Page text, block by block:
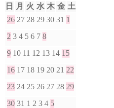
日
月 火 水 木 金 土
26 27 28 29 30 31 1
2 3 4 5 6 7 8
9 10 11 12 13 14 15
16 17 18 19 20 21 22
23 24 25 26 27 28 29
30 31 1 2 3 4 5